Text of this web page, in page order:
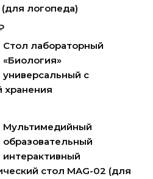
(для логопеда)
Стол лабораторный
«Биология»
универсальный с
хранения
Мультимедийный
образовательный
интерактивный
стол MAG-02 (для